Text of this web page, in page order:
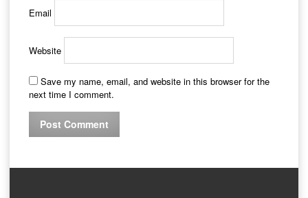
Email
Website
Save my name, email, and website in this browser for the
next time I comment.